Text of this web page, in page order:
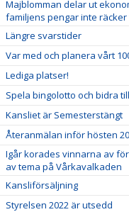
Majblomman delar ut
familjens pengar inte räcker
Längre svarstider
Var med och planera vårt
Lediga platser!
Spela bingolotto och bidra
Kansliet är Semesterstängt
Återanmälan inför hösten
Igår korades vinnarna av
av tema på Vårkavalkaden
Kansliförsäljning
Styrelsen 2022 är utsedd